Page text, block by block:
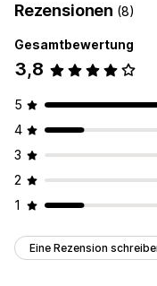
Rezensionen (8)
Gesamtbewertung
3,8
5
4
3
2
1
Eine Rezension